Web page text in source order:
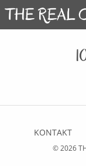
KONTAKT
© 2026